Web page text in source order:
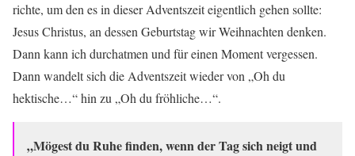
richte, um den es in dieser Adventszeit eigentlich gehen sollte:
Jesus Christus, an dessen Geburtstag wir Weihnachten denken.
Dann kann ich durchatmen und für einen Moment vergessen.
Dann wandelt sich die Adventszeit wieder von „Oh du
hektische…“ hin zu „Oh du fröhliche…“.
„Mögest du Ruhe finden, wenn der Tag sich neigt und